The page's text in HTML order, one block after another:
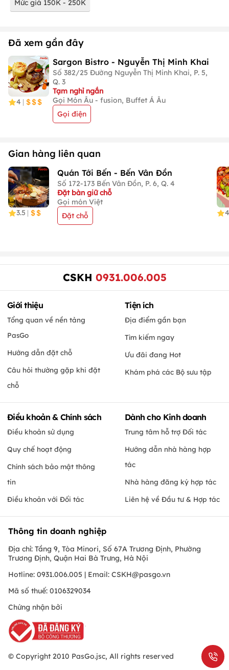
Mức giá 150K - 250K
Đã xem gần đây
4 |
Sargon Bistro - Nguyễn Thị Minh Khai
Số 382/25 Đường Nguyễn Thị Minh Khai, P. 5,
Q. 3
Tạm nghỉ ngắn
Gọi Món Âu - fusion, Buffet Á Âu
Gọi điện
Gian hàng liên quan
3.5 |
Quán Tới Bến - Bến Vân Đồn
Số 172-173 Bến Vân Đồn, P. 6, Q. 4
Đặt bàn giữ chỗ
Gọi món Việt
Đặt chỗ
4
CSKH 0931.006.005
Giới thiệu
Tổng quan về nền tảng
PasGo
Hướng dẫn đặt chỗ
Câu hỏi thường gặp khi đặt
chỗ
Tiện ích
Địa điểm gần bạn
Tìm kiếm ngay
Ưu đãi đang Hot
Khám phá các Bộ sưu tập
Điều khoản & Chính sách
Điều khoản sử dụng
Quy chế hoạt động
Chính sách bảo mật thông
tin
Điều khoản với Đối tác
Dành cho Kinh doanh
Trung tâm hỗ trợ Đối tác
Hướng dẫn nhà hàng hợp
tác
Nhà hàng đăng ký hợp tác
Liên hệ về Đầu tư & Hợp tác
Thông tin doanh nghiệp
Địa chỉ: Tầng 9, Tòa Minori, Số 67A Trương Định, Phường
Trương Định, Quận Hai Bà Trưng, Hà Nội
Hotline: 0931.006.005 | Email: CSKH@pasgo.vn
Mã số thuế: 0106329034
Chứng nhận bởi
© Copyright 2010 PasGo.jsc, All rights reserved